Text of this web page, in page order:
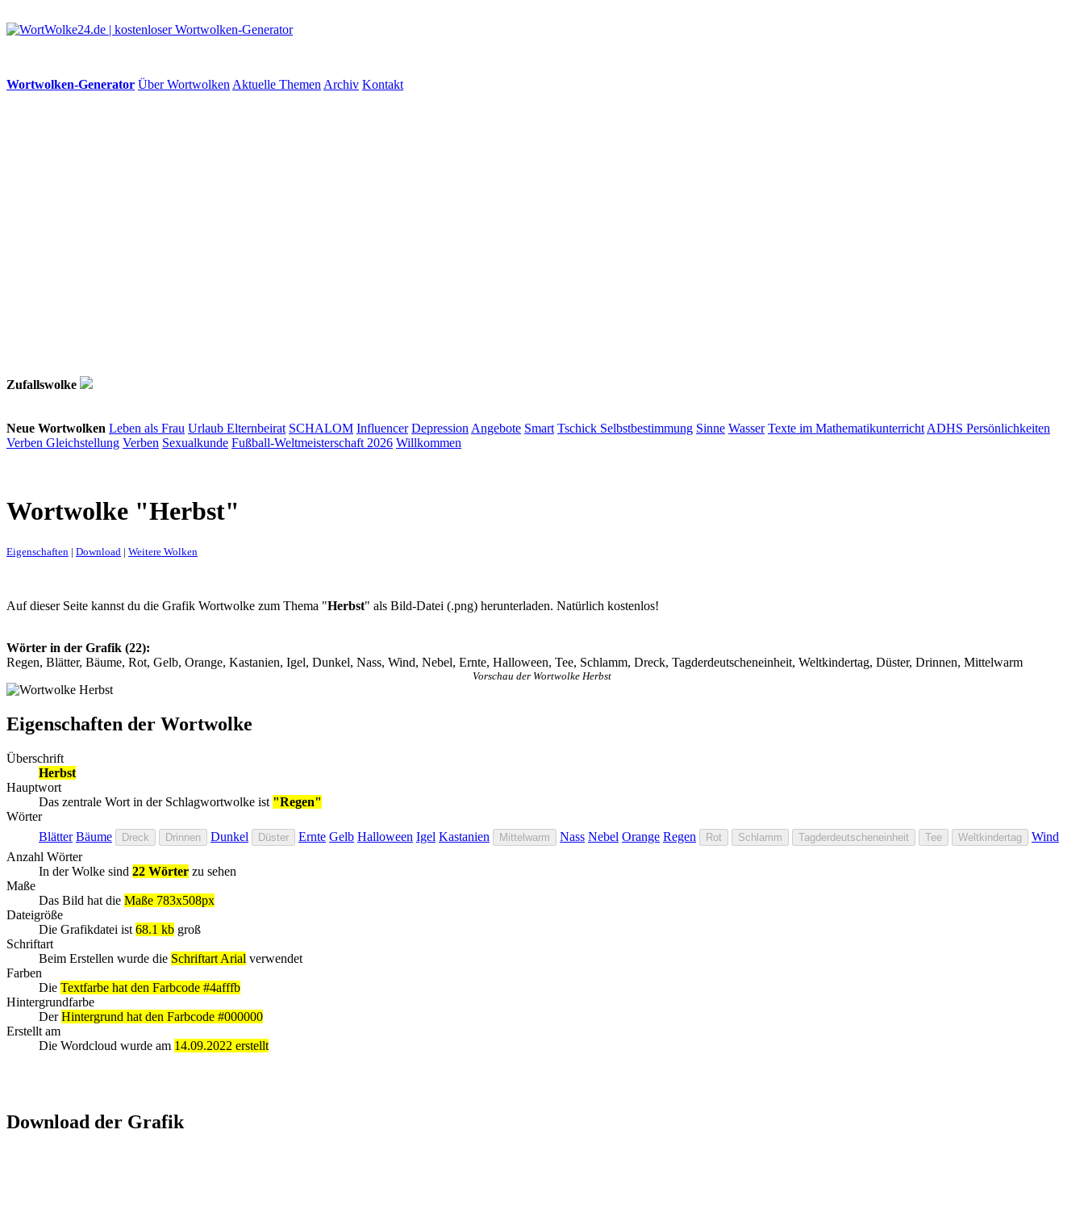
Wortwolken-Generator Über Wortwolken Aktuelle Themen Archiv Kontakt
Zufallswolke
Neue Wortwolken Leben als Frau Urlaub Elternbeirat SCHALOM Influencer Depression Angebote Smart Tschick Selbstbestimmung Sinne Wasser Texte im Mathematikunterricht ADHS Persönlichkeiten
Verben Gleichstellung Verben Sexualkunde Fußball-Weltmeisterschaft 2026 Willkommen
Wortwolke "Herbst"
Eigenschaften | Download | Weitere Wolken
Auf dieser Seite kannst du die Grafik Wortwolke zum Thema "Herbst" als Bild-Datei (.png) herunterladen. Natürlich kostenlos!
Wörter in der Grafik (22):
Regen, Blätter, Bäume, Rot, Gelb, Orange, Kastanien, Igel, Dunkel, Nass, Wind, Nebel, Ernte, Halloween, Tee, Schlamm, Dreck, Tagderdeutscheneinheit, Weltkindertag, Düster, Drinnen, Mittelwarm
Vorschau der Wortwolke Herbst
Eigenschaften der Wortwolke
Überschrift
Herbst
Hauptwort
Das zentrale Wort in der Schlagwortwolke ist "Regen"
Wörter
Blätter Bäume Dreck Drinnen Dunkel Düster Ernte Gelb Halloween Igel Kastanien Mittelwarm Nass Nebel Orange Regen Rot Schlamm Tagderdeutscheneinheit Tee Weltkindertag
Wind
Anzahl Wörter
In der Wolke sind 22 Wörter zu sehen
Maße
Das Bild hat die Maße 783x508px
Dateigröße
Die Grafikdatei ist 68.1 kb groß
Schriftart
Beim Erstellen wurde die Schriftart Arial verwendet
Farben
Die Textfarbe hat den Farbcode #4afffb
Hintergrundfarbe
DerHintergrund hat den Farbcode #000000
Erstellt am
Die Wordcloud wurde am 14.09.2022 erstellt
Download der Grafik